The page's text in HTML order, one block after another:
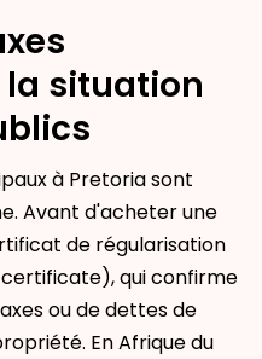
situation
à Pretoria sont
Avant d'acheter une
de régularisation
qui confirme
ou de dettes de
En Afrique du